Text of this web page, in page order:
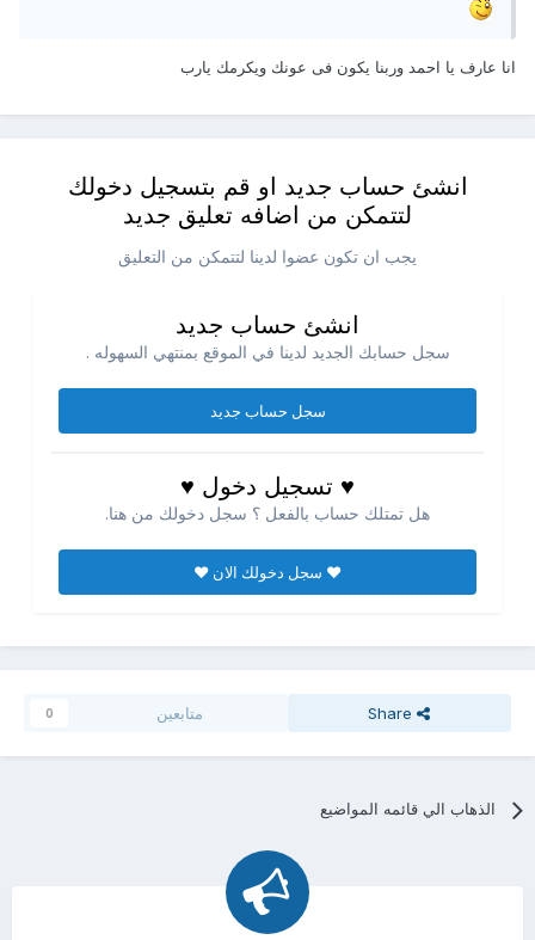
انا عارف يا احمد وربنا يكون فى عونك ويكرمك يارب
انشئ حساب جديد او قم بتسجيل دخولك
لتتمكن من اضافه تعليق جديد
يجب ان تكون عضوا لدينا لتتمكن من التعليق
انشئ حساب جديد
سجل حسابك الجديد لدينا في الموقع بمنتهي السهوله .
سجل حساب جديد
♥ تسجيل دخول ♥
هل تمتلك حساب بالفعل ؟ سجل دخولك من هنا.
♥ سجل دخولك الان ♥
Share متابعين 0
الذهاب الي قائمه المواضيع